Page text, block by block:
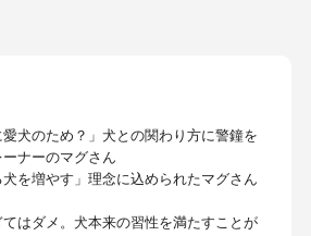
愛犬のため？」犬との関わり方に警鐘を
ナーのマグさん
犬を増やす」理念に込められたマグさん
はダメ。犬本来の習性を満たすことが